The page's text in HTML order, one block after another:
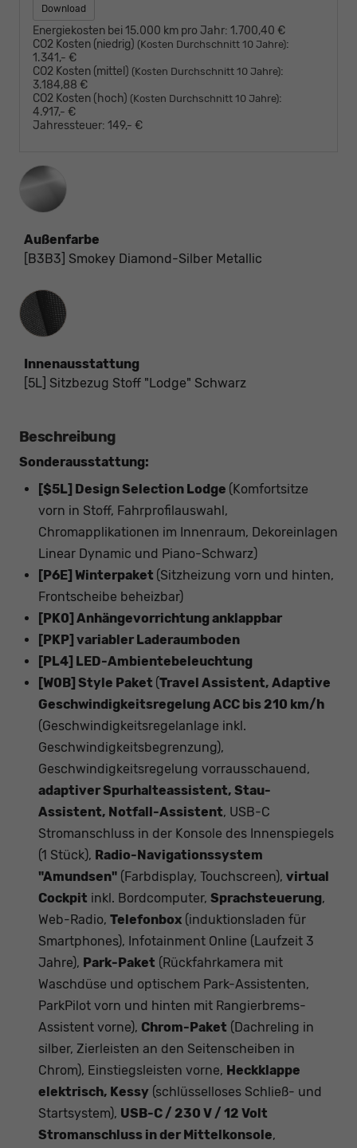
Download
Energiekosten bei 15.000 km pro Jahr: 1.700,40 €
CO2 Kosten (niedrig) (Kosten Durchschnitt 10 Jahre):
1.341,- €
CO2 Kosten (mittel) (Kosten Durchschnitt 10 Jahre):
3.184,88 €
CO2 Kosten (hoch) (Kosten Durchschnitt 10 Jahre):
4.917,- €
Jahressteuer: 149,- €
Außenfarbe
[B3B3] Smokey Diamond-Silber Metallic
Innenausstattung
Innenausstattung
[5L] Sitzbezug Stoff "Lodge" Schwarz
Beschreibung
Sonderausstattung:
[$5L] Design Selection Lodge (Komfortsitze
vorn in Stoff, Fahrprofilauswahl,
Chromapplikationen im Innenraum, Dekoreinlagen
Linear Dynamic und Piano-Schwarz)
[P6E] Winterpaket (Sitzheizung vorn und hinten,
Frontscheibe beheizbar)
[PK0] Anhängevorrichtung anklappbar
[PKP] variabler Laderaumboden
[PL4] LED-Ambientebeleuchtung
[W0B] Style Paket (Travel Assistent, Adaptive
Geschwindigkeitsregelung ACC bis 210 km/h
(Geschwindigkeitsregelanlage inkl.
Geschwindigkeitsbegrenzung),
Geschwindigkeitsregelung vorrausschauend,
adaptiver Spurhalteassistent, Stau-
Assistent, Notfall-Assistent, USB-C
Stromanschluss in der Konsole des Innenspiegels
(1 Stück), Radio-Navigationssystem
"Amundsen" (Farbdisplay, Touchscreen), virtual
Cockpit inkl. Bordcomputer, Sprachsteuerung,
Web-Radio, Telefonbox (induktionsladen für
Smartphones), Infotainment Online (Laufzeit 3
Jahre), Park-Paket (Rückfahrkamera mit
Waschdüse und optischem Park-Assistenten,
ParkPilot vorn und hinten mit Rangierbrems-
Assistent vorne), Chrom-Paket (Dachreling in
silber, Zierleisten an den Seitenscheiben in
Chrom), Einstiegsleisten vorne, Heckklappe
elektrisch, Kessy (schlüsselloses Schließ- und
Startsystem), USB-C / 230 V / 12 Volt
Stromanschluss in der Mittelkonsole,